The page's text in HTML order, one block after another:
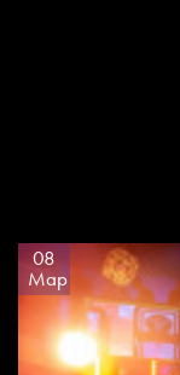
08
Мар